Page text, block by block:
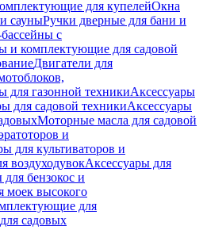
для купелейОкна
сауныРучки дверные для бани и
с
и комплектующие для садовой
Двигатели для
для газонной техникиАксессуары
для садовой техникиАксессуары
Моторные масла для садовой
и
для культиваторов и
воздуходувокАксессуары для
бензокос и
моек высокого
для
садовых